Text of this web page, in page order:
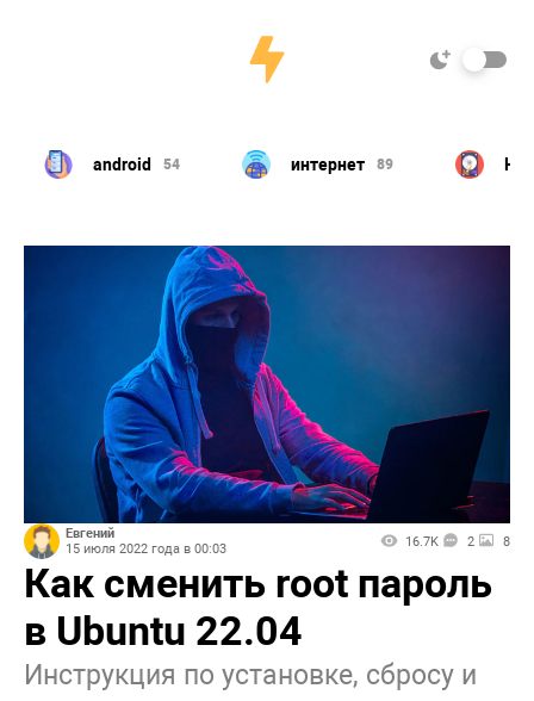
android 54 интернет 89
Евгений
15 июля 2022 года в 00:03
16.7K 2 8
Как сменить root пароль
в Ubuntu 22.04
Инструкция по установке, сбросу и